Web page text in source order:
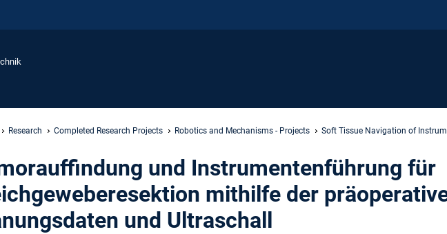
Research Completed Research Projects Robotics and Mechanisms - Projects Soft Tissue Navigation of
und Instrumentenführung für
mithilfe der
und Ultraschall